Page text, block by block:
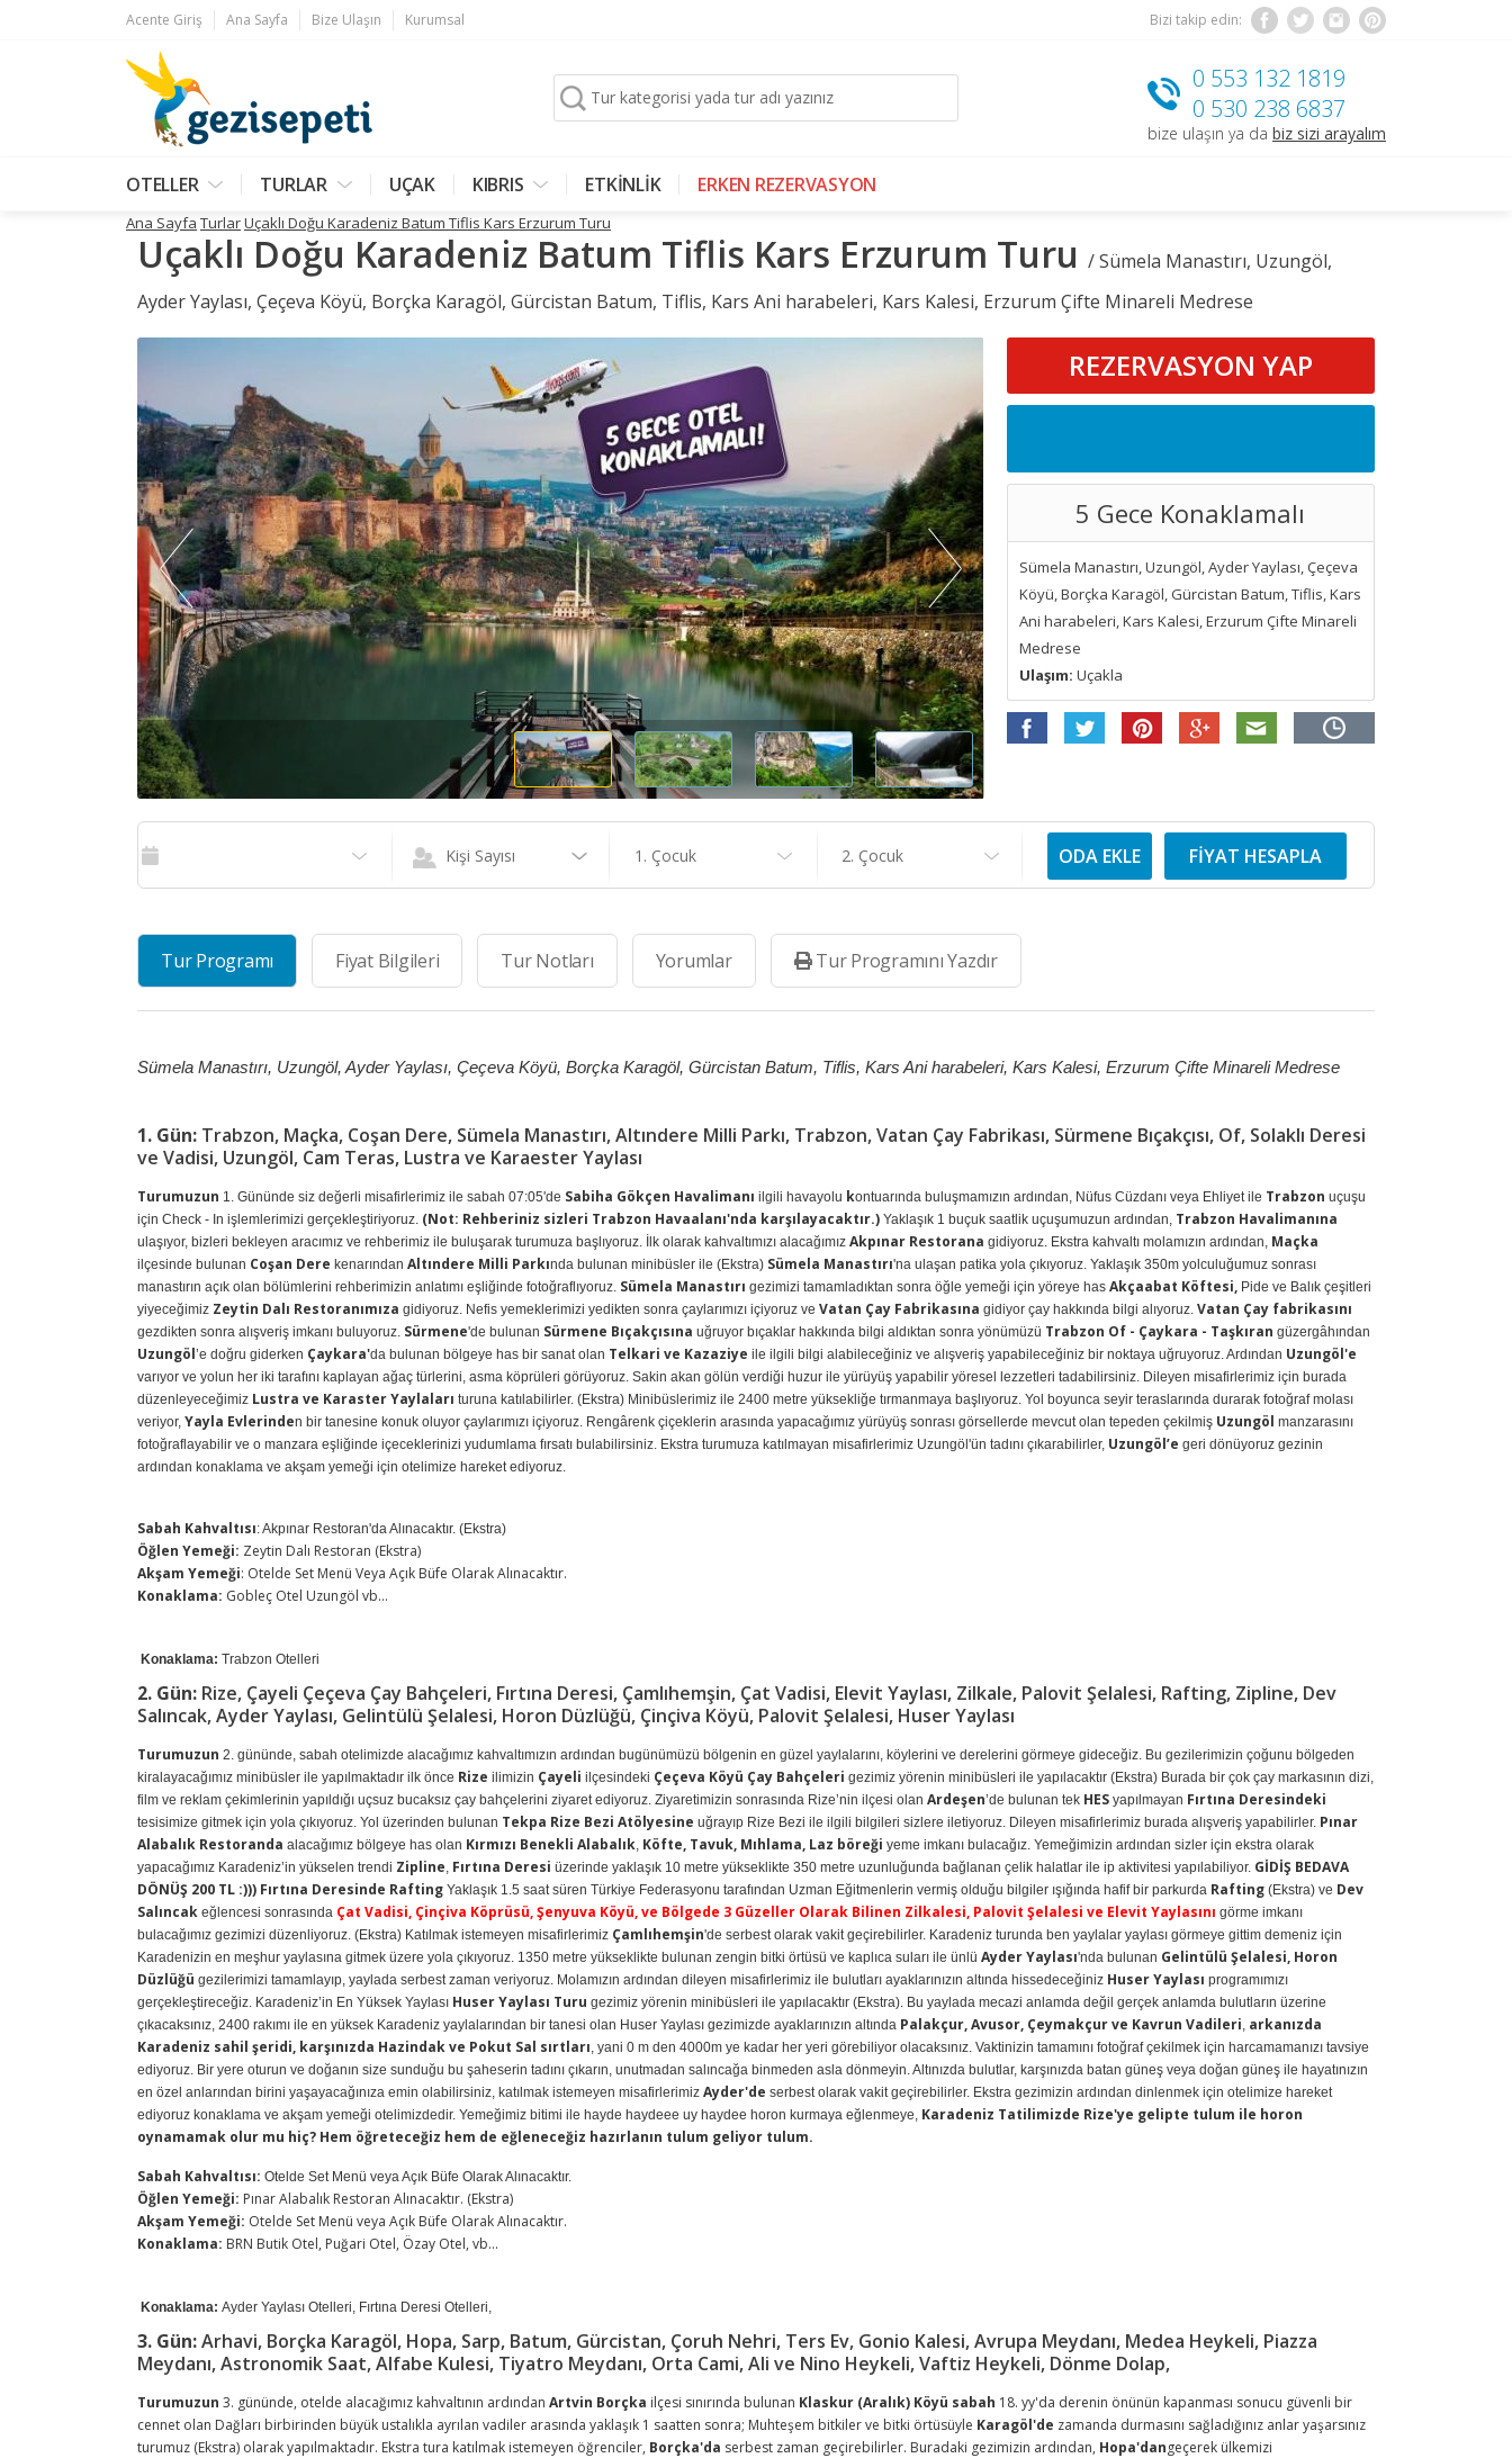
Acente Giriş Ana Sayfa Bize Ulaşın Kurumsal Bizi takip edin:
Tur kategorisi yada tur adı yazınız
0 553 132 1819
0 530 238 6837
bize ulaşın ya da biz sizi arayalım
OTELLER TURLAR UÇAK KIBRIS ETKİNLİK ERKEN REZERVASYON
Ana Sayfa TurlarUçaklı Doğu Karadeniz Batum Tiflis Kars Erzurum Turu
Uçaklı Doğu Karadeniz Batum Tiflis Kars Erzurum Turu / Sümela Manastırı, Uzungöl,
Ayder Yaylası, Çeçeva Köyü, Borçka Karagöl, Gürcistan Batum, Tiflis, Kars Ani harabeleri, Kars Kalesi, Erzurum Çifte Minareli Medrese
REZERVASYON YAP
5 Gece Konaklamalı
Sümela Manastırı, Uzungöl, Ayder Yaylası, Çeçeva
Köyü, Borçka Karagöl, Gürcistan Batum, Tiflis, Kars
Ani harabeleri, Kars Kalesi, Erzurum Çifte Minareli
Medrese
Ulaşım: Uçakla
Kişi Sayısı 1. Çocuk 2. Çocuk ODA EKLE FİYAT HESAPLA
Tur Programı Fiyat Bilgileri Tur Notları Yorumlar Tur Programını Yazdır
Sümela Manastırı, Uzungöl, Ayder Yaylası, Çeçeva Köyü, Borçka Karagöl, Gürcistan Batum, Tiflis, Kars Ani harabeleri, Kars Kalesi, Erzurum Çifte Minareli Medrese
1. Gün: Trabzon, Maçka, Coşan Dere, Sümela Manastırı, Altındere Milli Parkı, Trabzon, Vatan Çay Fabrikası, Sürmene Bıçakçısı, Of, Solaklı Deresi
ve Vadisi, Uzungöl, Cam Teras, Lustra ve Karaester Yaylası
Turumuzun 1. Gününde siz değerli misafirlerimiz ile sabah 07:05'de Sabiha Gökçen Havalimanı ilgili havayolu kontuarında buluşmamızın ardından, Nüfus Cüzdanı veya Ehliyet ile Trabzon uçuşu
için Check - In işlemlerimizi gerçekleştiriyoruz. (Not: Rehberiniz sizleri Trabzon Havaalanı'nda karşılayacaktır.) Yaklaşık 1 buçuk saatlik uçuşumuzun ardından, Trabzon Havalimanına
ulaşıyor, bizleri bekleyen aracımız ve rehberimiz ile buluşarak turumuza başlıyoruz. İlk olarak kahvaltımızı alacağımız Akpınar Restorana gidiyoruz. Ekstra kahvaltı molamızın ardından, Maçka
ilçesinde bulunan Coşan Dere kenarından Altındere Milli Parkında bulunan minibüsler ile (Ekstra) Sümela Manastırı'na ulaşan patika yola çıkıyoruz. Yaklaşık 350m yolculuğumuz sonrası
manastırın açık olan bölümlerini rehberimizin anlatımı eşliğinde fotoğraflıyoruz. Sümela Manastırı gezimizi tamamladıktan sonra öğle yemeği için yöreye has Akçaabat Köftesi, Pide ve Balık çeşitleri
yiyeceğimiz Zeytin Dalı Restoranımıza gidiyoruz. Nefis yemeklerimizi yedikten sonra çaylarımızı içiyoruz ve Vatan Çay Fabrikasına gidiyor çay hakkında bilgi alıyoruz. Vatan Çay fabrikasını
gezdikten sonra alışveriş imkanı buluyoruz. Sürmene'de bulunan Sürmene Bıçakçısına uğruyor bıçaklar hakkında bilgi aldıktan sonra yönümüzü Trabzon Of - Çaykara - Taşkıran güzergâhından
Uzungöl’e doğru giderken Çaykara'da bulunan bölgeye has bir sanat olan Telkari ve Kazaziye ile ilgili bilgi alabileceğiniz ve alışveriş yapabileceğiniz bir noktaya uğruyoruz. Ardından Uzungöl'e
varıyor ve yolun her iki tarafını kaplayan ağaç türlerini, asma köprüleri görüyoruz. Sakin akan gölün verdiği huzur ile yürüyüş yapabilir yöresel lezzetleri tadabilirsiniz. Dileyen misafirlerimiz için burada
düzenleyeceğimiz Lustra ve Karaster Yaylaları turuna katılabilirler. (Ekstra) Minibüslerimiz ile 2400 metre yüksekliğe tırmanmaya başlıyoruz. Yol boyunca seyir teraslarında durarak fotoğraf molası
veriyor, Yayla Evlerinden bir tanesine konuk oluyor çaylarımızı içiyoruz. Rengârenk çiçeklerin arasında yapacağımız yürüyüş sonrası görsellerde mevcut olan tepeden çekilmiş Uzungöl manzarasını
fotoğraflayabilir ve o manzara eşliğinde içeceklerinizi yudumlama fırsatı bulabilirsiniz. Ekstra turumuza katılmayan misafirlerimiz Uzungöl'ün tadını çıkarabilirler, Uzungöl’e geri dönüyoruz gezinin
ardından konaklama ve akşam yemeği için otelimize hareket ediyoruz.
Sabah Kahvaltısı: Akpınar Restoran'da Alınacaktır. (Ekstra)
Öğlen Yemeği: Zeytin Dalı Restoran (Ekstra)
Akşam Yemeği: Otelde Set Menü Veya Açık Büfe Olarak Alınacaktır.
Konaklama: Gobleç Otel Uzungöl vb...
Konaklama: Trabzon Otelleri
2. Gün: Rize, Çayeli Çeçeva Çay Bahçeleri, Fırtına Deresi, Çamlıhemşin, Çat Vadisi, Elevit Yaylası, Zilkale, Palovit Şelalesi, Rafting, Zipline, Dev
Salıncak, Ayder Yaylası, Gelintülü Şelalesi, Horon Düzlüğü, Çinçiva Köyü, Palovit Şelalesi, Huser Yaylası
Turumuzun 2. gününde, sabah otelimizde alacağımız kahvaltımızın ardından bugünümüzü bölgenin en güzel yaylalarını, köylerini ve derelerini görmeye gideceğiz. Bu gezilerimizin çoğunu bölgeden
kiralayacağımız minibüsler ile yapılmaktadır ilk önce Rize ilimizin Çayeli ilçesindeki Çeçeva Köyü Çay Bahçeleri gezimiz yörenin minibüsleri ile yapılacaktır (Ekstra) Burada bir çok çay markasının dizi,
film ve reklam çekimlerinin yapıldığı uçsuz bucaksız çay bahçelerini ziyaret ediyoruz. Ziyaretimizin sonrasında Rize’nin ilçesi olan Ardeşen’de bulunan tek HES yapılmayan Fırtına Deresindeki
tesisimize gitmek için yola çıkıyoruz. Yol üzerinden bulunan Tekpa Rize Bezi Atölyesine uğrayıp Rize Bezi ile ilgili bilgileri sizlere iletiyoruz. Dileyen misafirlerimiz burada alışveriş yapabilirler. Pınar
Alabalık Restoranda alacağımız bölgeye has olan Kırmızı Benekli Alabalık, Köfte, Tavuk, Mıhlama, Laz böreği yeme imkanı bulacağız. Yemeğimizin ardından sizler için ekstra olarak
yapacağımız Karadeniz’in yükselen trendi Zipline, Fırtına Deresi üzerinde yaklaşık 10 metre yükseklikte 350 metre uzunluğunda bağlanan çelik halatlar ile ip aktivitesi yapılabiliyor. GİDİŞ BEDAVA
DÖNÜŞ 200 TL :))) Fırtına Deresinde Rafting Yaklaşık 1.5 saat süren Türkiye Federasyonu tarafından Uzman Eğitmenlerin vermiş olduğu bilgiler ışığında hafif bir parkurda Rafting (Ekstra) ve Dev
Salıncak eğlencesi sonrasında Çat Vadisi, Çinçiva Köprüsü, Şenyuva Köyü, ve Bölgede 3 Güzeller Olarak Bilinen Zilkalesi, Palovit Şelalesi ve Elevit Yaylasını görme imkanı
bulacağımız gezimizi düzenliyoruz. (Ekstra) Katılmak istemeyen misafirlerimiz Çamlıhemşin'de serbest olarak vakit geçirebilirler. Karadeniz turunda ben yaylalar yaylası görmeye gittim demeniz için
Karadenizin en meşhur yaylasına gitmek üzere yola çıkıyoruz. 1350 metre yükseklikte bulunan zengin bitki örtüsü ve kaplıca suları ile ünlü Ayder Yaylası'nda bulunan Gelintülü Şelalesi, Horon
Düzlüğü gezilerimizi tamamlayıp, yaylada serbest zaman veriyoruz. Molamızın ardından dileyen misafirlerimiz ile bulutları ayaklarınızın altında hissedeceğiniz Huser Yaylası programımızı
gerçekleştireceğiz. Karadeniz’in En Yüksek Yaylası Huser Yaylası Turu gezimiz yörenin minibüsleri ile yapılacaktır (Ekstra). Bu yaylada mecazi anlamda değil gerçek anlamda bulutların üzerine
çıkacaksınız, 2400 rakımı ile en yüksek Karadeniz yaylalarından bir tanesi olan Huser Yaylası gezimizde ayaklarınızın altında Palakçur, Avusor, Çeymakçur ve Kavrun Vadileri, arkanızda
Karadeniz sahil şeridi, karşınızda Hazindak ve Pokut Sal sırtları, yani 0 m den 4000m ye kadar her yeri görebiliyor olacaksınız. Vaktinizin tamamını fotoğraf çekilmek için harcamamanızı tavsiye
ediyoruz. Bir yere oturun ve doğanın size sunduğu bu şaheserin tadını çıkarın, unutmadan salıncağa binmeden asla dönmeyin. Altınızda bulutlar, karşınızda batan güneş veya doğan güneş ile hayatınızın
en özel anlarından birini yaşayacağınıza emin olabilirsiniz, katılmak istemeyen misafirlerimiz Ayder'de serbest olarak vakit geçirebilirler. Ekstra gezimizin ardından dinlenmek için otelimize hareket
ediyoruz konaklama ve akşam yemeği otelimizdedir. Yemeğimiz bitimi ile hayde haydeee uy haydee horon kurmaya eğlenmeye, Karadeniz Tatilimizde Rize'ye gelipte tulum ile horon
oynamamak olur mu hiç? Hem öğreteceğiz hem de eğleneceğiz hazırlanın tulum geliyor tulum.
Sabah Kahvaltısı: Otelde Set Menü veya Açık Büfe Olarak Alınacaktır.
Öğlen Yemeği: Pınar Alabalık Restoran Alınacaktır. (Ekstra)
Akşam Yemeği: Otelde Set Menü veya Açık Büfe Olarak Alınacaktır.
Konaklama: BRN Butik Otel, Puğari Otel, Özay Otel, vb...
Konaklama: Ayder Yaylası Otelleri, Fırtına Deresi Otelleri,
3. Gün:Arhavi, Borçka Karagöl, Hopa, Sarp, Batum, Gürcistan, Çoruh Nehri, Ters Ev, Gonio Kalesi, Avrupa Meydanı, Medea Heykeli, Piazza
Meydanı, Astronomik Saat, Alfabe Kulesi, Tiyatro Meydanı, Orta Cami, Ali ve Nino Heykeli, Vaftiz Heykeli, Dönme Dolap,
Turumuzun 3. gününde, otelde alacağımız kahvaltının ardından Artvin Borçka ilçesi sınırında bulunan Klaskur (Aralık) Köyü sabah 18. yy'da derenin önünün kapanması sonucu güvenli bir
cennet olan Dağları birbirinden büyük ustalıkla ayrılan vadiler arasında yaklaşık 1 saatten sonra; Muhteşem bitkiler ve bitki örtüsüyle Karagöl'de zamanda durmasını sağladığınız anlar yaşarsınız
turumuz (Ekstra) olarak yapılmaktadır. Ekstra tura katılmak istemeyen öğrenciler, Borçka'da serbest zaman geçirebilirler. Buradaki gezimizin ardından, Hopa'dangeçerek ülkemizi